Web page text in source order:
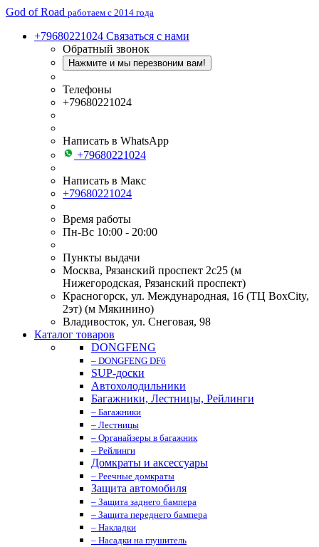
God of Road работаем с 2014 года
+79680221024 Связаться с нами
Обратный звонок
Нажмите и мы перезвоним вам!
Телефоны
+79680221024
Написать в WhatsApp
+79680221024
Написать в Макс
+79680221024
Время работы
Пн-Вс 10:00 - 20:00
Пункты выдачи
Москва, Рязанский проспект 2с25 (м
Нижегородская, Рязанский проспект)
Красногорск, ул. Международная, 16 (ТЦ BoxСity,
2эт) (м Мякинино)
Владивосток, ул. Снеговая, 98
Каталог товаров
DONGFENG
– DONGFENG DF6
SUP-доски
Автохолодильники
Багажники, Лестницы, Рейлинги
– Багажники
– Лестницы
– Органайзеры в багажник
– Рейлинги
Домкраты и аксессуары
– Реечные домкраты
Защита автомобиля
– Защита заднего бампера
– Защита переднего бампера
– Накладки
– Насадки на глушитель